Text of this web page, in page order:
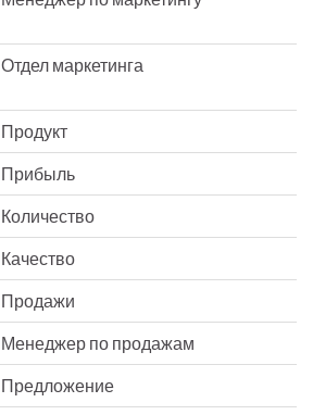
Отдел маркетинга
Продукт
Прибыль
Количество
Качество
Продажи
Менеджер по продажам
Предложение